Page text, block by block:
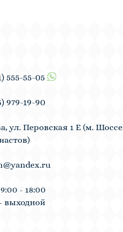
555-55-05
979-19-90
ул. Перовская 1 Е (м. Шоссе
- 18:00
выходной